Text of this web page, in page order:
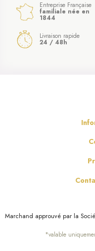
Entreprise Française
familiale née en
1844
Livraison rapide
24 / 48h
Marchand approuvé par la
*valable